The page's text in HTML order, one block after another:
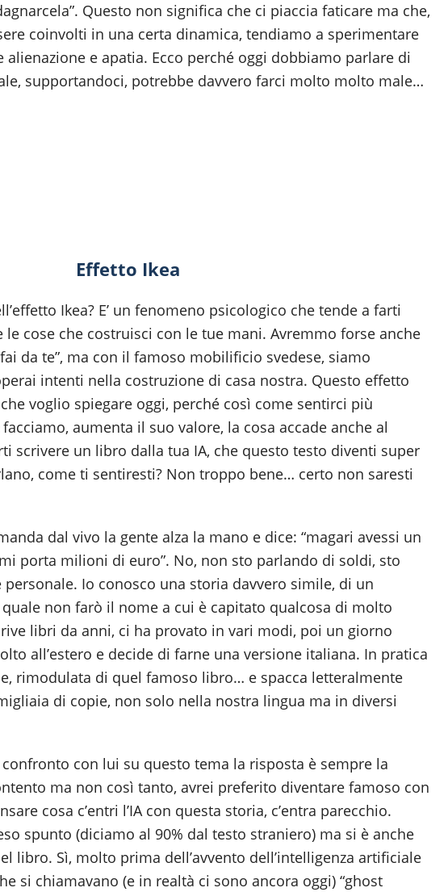
Questo non significa che ci piaccia faticare ma che,
coinvolti in una certa dinamica, tendiamo a sperimentare
alienazione e apatia. Ecco perché oggi dobbiamo parlare di
supportandoci, potrebbe davvero farci molto molto male…
Effetto Ikea
Ikea? E’ un fenomeno psicologico che tende a farti
le cose che costruisci con le tue mani. Avremmo forse anche
da te”, ma con il famoso mobilificio svedese, siamo
intenti nella costruzione di casa nostra. Questo effetto
voglio spiegare oggi, perché così come sentirci più
aumenta il suo valore, la cosa accade anche al
scrivere un libro dalla tua IA, che questo testo diventi super
come ti sentiresti? Non troppo bene… certo non saresti
dal vivo la gente alza la mano e dice: “magari avessi un
porta milioni di euro”. No, non sto parlando di soldi, sto
Io conosco una storia davvero simile, di un
non farò il nome a cui è capitato qualcosa di molto
libri da anni, ci ha provato in vari modi, poi un giorno
all’estero e decide di farne una versione italiana. In pratica
rimodulata di quel famoso libro… e spacca letteralmente
di copie, non solo nella nostra lingua ma in diversi
con lui su questo tema la risposta è sempre la
ma non così tanto, avrei preferito diventare famoso con
cosa c’entri l’IA con questa storia, c’entra parecchio.
spunto (diciamo al 90% dal testo straniero) ma si è anche
libro. Sì, molto prima dell’avvento dell’intelligenza artificiale
si chiamavano (e in realtà ci sono ancora oggi) “ghost